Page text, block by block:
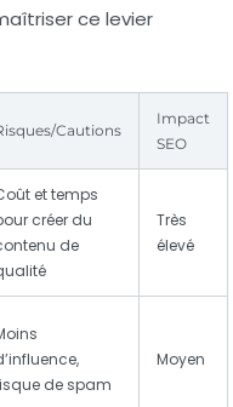
ce levier
Cautions
Impact
SEO
et temps
créer du
de
Très
élevé
de spam
Moyen